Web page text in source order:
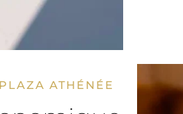
ATHÉNÉE